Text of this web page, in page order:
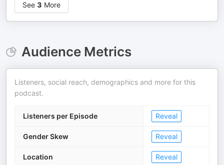
See 3 More
Audience Metrics
Listeners, social reach, demographics and more for this
podcast.
Listeners per Episode Reveal
Gender Skew Reveal
Location Reveal